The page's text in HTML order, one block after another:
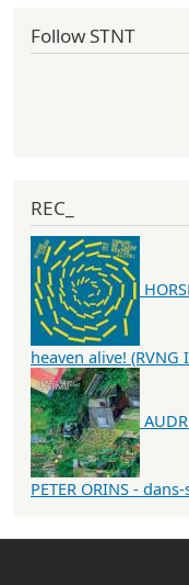
Follow STNT
REC_
heaven alive! (RVNG
PETER ORINS -